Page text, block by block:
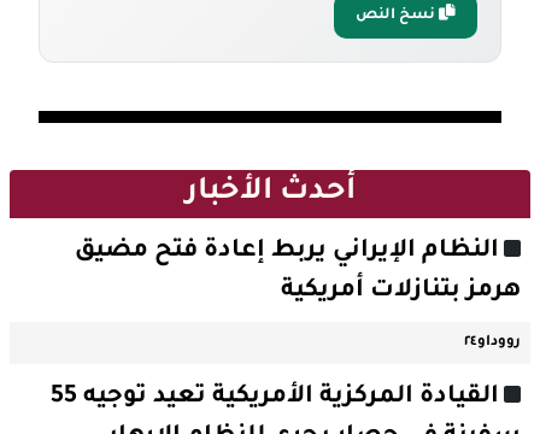
نسخ النص
أحدث الأخبار
النظام الإيراني يربط إعادة فتح مضيق
هرمز بتنازلات أمريكية
رووداو٢٤
القيادة المركزية الأمريكية تعيد توجيه 55